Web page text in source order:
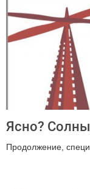
Ясно?
Продолжение,